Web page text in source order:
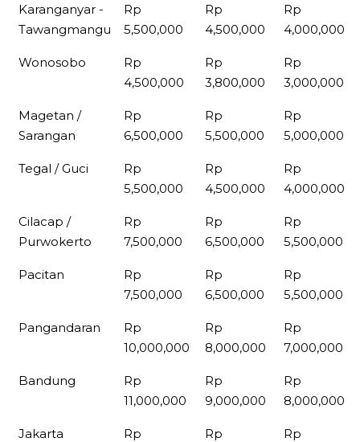
Karanganyar -
Tawangmangu
Rp
5,500,000
Rp
4,500,000
Rp
4,000,000
Wonosobo
Rp
4,500,000
Rp
3,800,000
Rp
3,000,000
Magetan /
Sarangan
Rp
6,500,000
Rp
5,500,000
Rp
5,000,000
Tegal / Guci
Rp
5,500,000
Rp
4,500,000
Rp
4,000,000
Cilacap /
Purwokerto
Rp
7,500,000
Rp
6,500,000
Rp
5,500,000
Pacitan
Rp
7,500,000
Rp
6,500,000
Rp
5,500,000
Pangandaran
Rp
10,000,000
Rp
8,000,000
Rp
7,000,000
Bandung
Rp
11,000,000
Rp
9,000,000
Rp
8,000,000
Jakarta
Rp
Rp
Rp